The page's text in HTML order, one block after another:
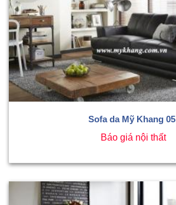
Sofa da Mỹ Khang 05
Báo giá nội thất